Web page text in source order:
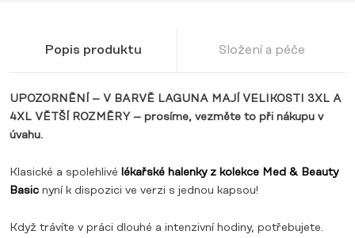
Popis produktu Složení a péče
UPOZORNĚNÍ – V BARVĚ LAGUNA MAJÍ VELIKOSTI 3XL A
4XL VĚTŠÍ ROZMĚRY – prosíme, vezměte to při nákupu v
úvahu.
Klasické a spolehlivé lékařské halenky z kolekce Med & Beauty
Basic nyní k dispozici ve verzi s jednou kapsou!
Když trávíte v práci dlouhé a intenzivní hodiny, potřebujete.